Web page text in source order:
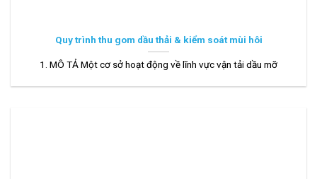
Quy trình thu gom dầu thải & kiểm soát mùi hôi
1. MÔ TẢ Một cơ sở hoạt động về lĩnh vực vận tải dầu mỡ